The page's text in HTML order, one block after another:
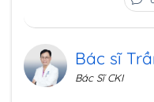
Bác sĩ
Bác Sĩ CKI